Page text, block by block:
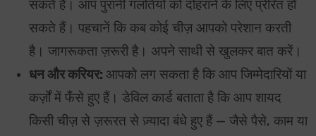
सकते हैं। आप पुरानी गलतियों को दोहराने के लिए प्रेरित हो
सकते हैं। पहचानें कि कब कोई चीज़ आपको परेशान करती
है। जागरूकता ज़रूरी है। अपने साथी से खुलकर बात करें।
धन और करियर:आपको लग सकता है कि आप जिम्मेदारियों या
कर्ज़ों में फँसे हुए हैं। डेविल कार्ड बताता है कि आप शायद
किसी चीज़ से ज़रूरत से ज़्यादा बंधे हुए हैं — जैसे पैसे, काम या